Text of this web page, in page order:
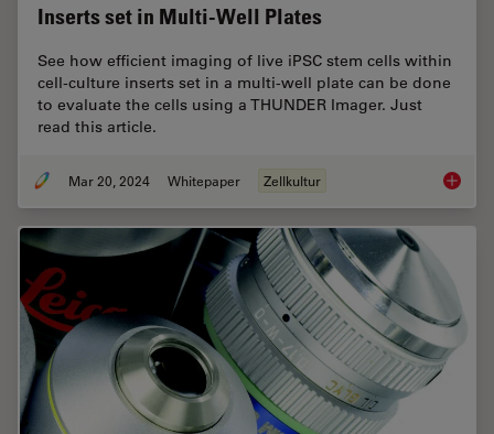
Inserts set in Multi-Well Plates
See how efficient imaging of live iPSC stem cells within
cell-culture inserts set in a multi-well plate can be done
to evaluate the cells using a THUNDER Imager. Just
read this article.
Mar 20, 2024 Whitepaper Zellkultur Rapid